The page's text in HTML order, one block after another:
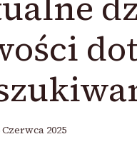
Czerwca 2025